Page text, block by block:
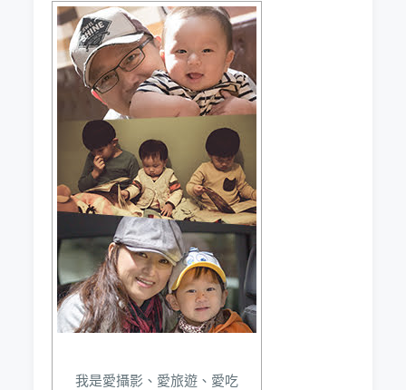
我是愛攝影、愛旅遊、愛吃